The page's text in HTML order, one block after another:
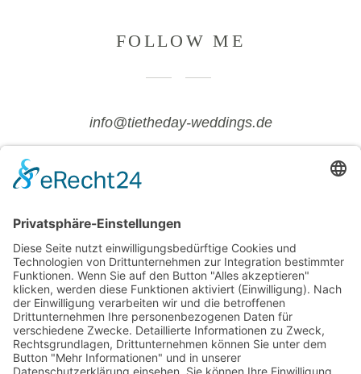
FOLLOW ME
info@tietheday-weddings.de